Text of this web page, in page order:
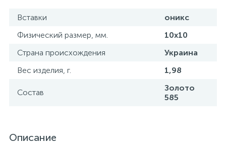
Вставки
оникс
Физический размер, мм.
10х10
Страна происхождения
Украина
Вес изделия, г.
1,98
Состав
Золото
585
Описание